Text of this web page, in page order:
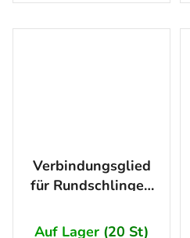
Verbindungsglied
für Rundschlingen
Tragfähigkeit: 5300
Auf Lager (20 St)